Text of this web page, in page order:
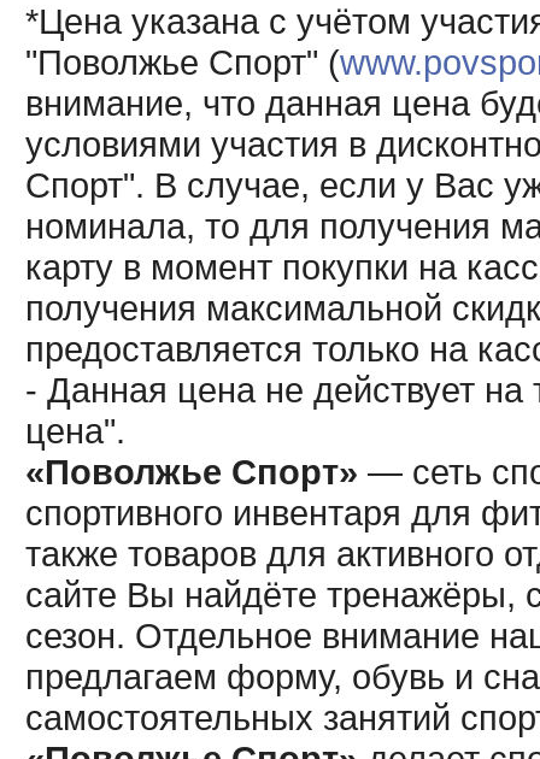
*Цена указана с учётом
"Поволжье Спорт" (
внимание, что данная цена
условиями участия в
Спорт". В случае, если у Вас
номинала, то для получения
карту в момент покупки на
получения максимальной
предоставляется только на
- Данная цена не действует
цена".
«Поволжье Спорт» — сеть
спортивного инвентаря для
также товаров для активного
сайте Вы найдёте тренажёры,
сезон. Отдельное внимание
предлагаем форму, обувь и
самостоятельных занятий